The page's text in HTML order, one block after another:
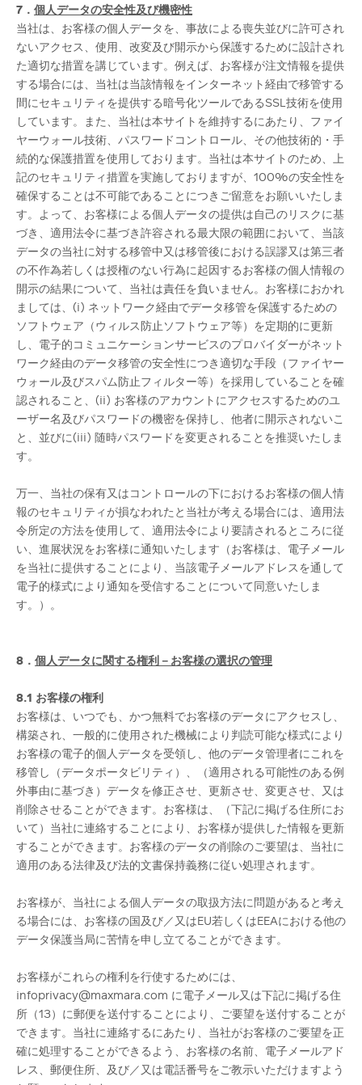
7． 個人データの安全性及び機密性
当社は、お客様の個人データを、事故による喪失並びに許可され
ないアクセス、使用、改変及び開示から保護するために設計され
た適切な措置を講じています。例えば、お客様が注文情報を提供
する場合には、当社は当該情報をインターネット経由で移管する
間にセキュリティを提供する暗号化ツールであるSSL技術を使用
しています。また、当社は本サイトを維持するにあたり、ファイ
ヤーウォール技術、パスワードコントロール、その他技術的・手
続的な保護措置を使用しております。当社は本サイトのため、上
記のセキュリティ措置を実施しておりますが、100%の安全性を
確保することは不可能であることにつきご留意をお願いいたしま
す。よって、お客様による個人データの提供は自己のリスクに基
づき、適用法令に基づき許容される最大限の範囲において、当該
データの当社に対する移管中又は移管後における誤謬又は第三者
の不作為若しくは授権のない行為に起因するお客様の個人情報の
開示の結果について、当社は責任を負いません。お客様におかれ
ましては、(i) ネットワーク経由でデータ移管を保護するための
ソフトウェア（ウィルス防止ソフトウェア等）を定期的に更新
し、電子的コミュニケーションサービスのプロバイダーがネット
ワーク経由のデータ移管の安全性につき適切な手段（ファイヤー
ウォール及びスパム防止フィルター等）を採用していることを確
認されること、(ii) お客様のアカウントにアクセスするためのユ
ーザー名及びパスワードの機密を保持し、他者に開示されないこ
と、並びに(iii) 随時パスワードを変更されることを推奨いたしま
す。
万一、当社の保有又はコントロールの下におけるお客様の個人情
報のセキュリティが損なわれたと当社が考える場合には、適用法
令所定の方法を使用して、適用法令により要請されるところに従
い、進展状況をお客様に通知いたします（お客様は、電子メール
を当社に提供することにより、当該電子メールアドレスを通して
電子的様式により通知を受信することについて同意いたしま
す。）。
8． 個人データに関する権利－お客様の選択の管理
8.1 お客様の権利
お客様は、いつでも、かつ無料でお客様のデータにアクセスし、
構築され、一般的に使用された機械により判読可能な様式により
お客様の電子的個人データを受領し、他のデータ管理者にこれを
移管し（データポータビリティ）、（適用される可能性のある例
外事由に基づき）データを修正させ、更新させ、変更させ、又は
削除させることができます。お客様は、（下記に掲げる住所にお
いて）当社に連絡することにより、お客様が提供した情報を更新
することができます。お客様のデータの削除のご要望は、当社に
適用のある法律及び法的文書保持義務に従い処理されます。
お客様が、当社による個人データの取扱方法に問題があると考え
る場合には、お客様の国及び／又はEU若しくはEEAにおける他の
データ保護当局に苦情を申し立てることができます。
お客様がこれらの権利を行使するためには、
infoprivacy@maxmara.com に電子メール又は下記に掲げる住
所（13）に郵便を送付することにより、ご要望を送付することが
できます。当社に連絡するにあたり、当社がお客様のご要望を正
確に処理することができるよう、お客様の名前、電子メールアド
レス、郵便住所、及び／又は電話番号をご教示いただけますよう